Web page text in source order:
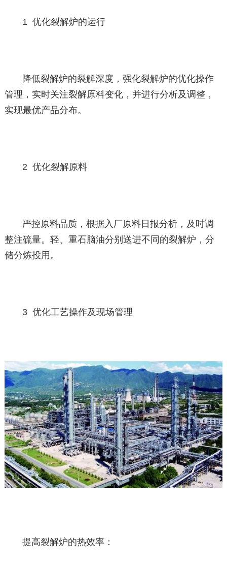
1 优化裂解炉的运行
降低裂解炉的裂解深度，强化裂解炉的优化操作
管理，实时关注裂解原料变化，并进行分析及调整，
实现最优产品分布。
2 优化裂解原料
严控原料品质，根据入厂原料日报分析，及时调
整注硫量。轻、重石脑油分别送进不同的裂解炉，分
储分炼投用。
3 优化工艺操作及现场管理
提高裂解炉的热效率：